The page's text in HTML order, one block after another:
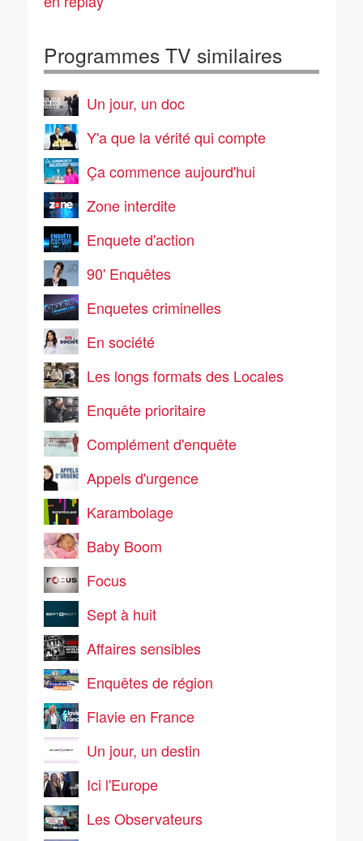
Programmes TV similaires
Un jour, un doc
Y'a que la vérité qui compte
Ça commence aujourd'hui
Zone interdite
Enquete d'action
90' Enquêtes
Enquetes criminelles
En société
Les longs formats des Locales
Enquête prioritaire
Complément d'enquête
Appels d'urgence
Karambolage
Baby Boom
Focus
Sept à huit
Affaires sensibles
Enquêtes de région
Flavie en France
Un jour, un destin
Ici l'Europe
Les Observateurs